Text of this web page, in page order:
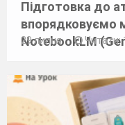
Підготовка до
впорядковуємо
NotebookLM
29 липня Читати: